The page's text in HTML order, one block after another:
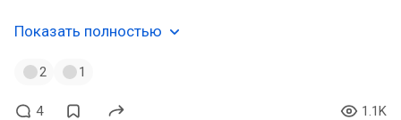
Показать полностью
2 1
4 1.1K